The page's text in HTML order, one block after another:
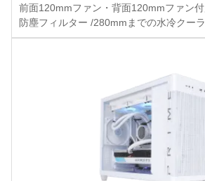
前面120mmファン・背面120mmファン
防塵フィルター /280mmまでの水冷クー